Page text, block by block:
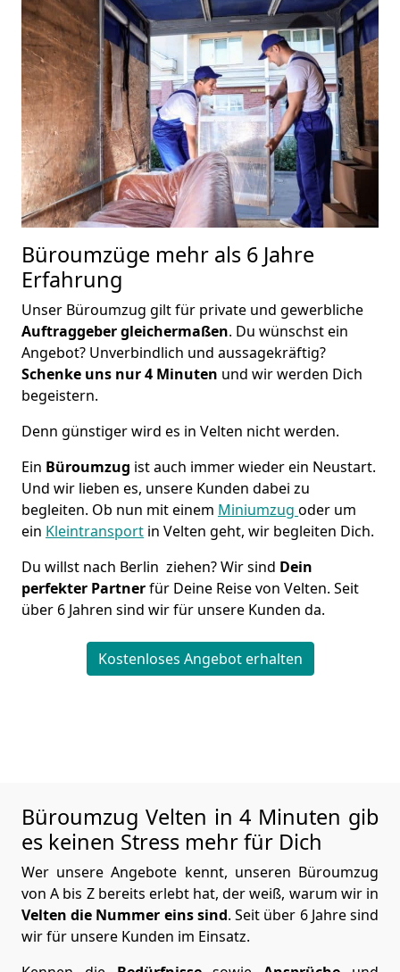
Büroumzüge mehr als 6 Jahre
Erfahrung
Unser Büroumzug gilt für private und gewerbliche
Auftraggeber gleichermaßen. Du wünschst ein
Angebot? Unverbindlich und aussagekräftig?
Schenke uns nur 4 Minuten und wir werden Dich
begeistern.
Denn günstiger wird es in Velten nicht werden.
Ein Büroumzug ist auch immer wieder ein Neustart.
Und wir lieben es, unsere Kunden dabei zu
begleiten. Ob nun mit einem Miniumzug oder um
ein Kleintransport in Velten geht, wir begleiten Dich.
Du willst nach Berlin ziehen? Wir sind Dein
perfekter Partnerfür Deine Reise von Velten. Seit
über 6 Jahren sind wir für unsere Kunden da.
Kostenloses Angebot erhalten
Büroumzug Velten in 4 Minuten gib
es keinen Stress mehr für Dich
Wer unsere Angebote kennt, unseren Büroumzug
von A bis Z bereits erlebt hat, der weiß, warum wir in
Velten die Nummer eins sind. Seit über 6 Jahre sind
wir für unsere Kunden im Einsatz.